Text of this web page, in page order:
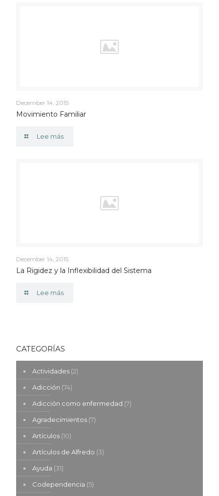
December 14, 2015
Movimiento Familiar
Lee más
December 14, 2015
La Rigidez y la Inflexibilidad del Sistema
Lee más
CATEGORÍAS
Actividades (2)
Adicción (74)
Adicción como enfermedad (7)
Agradecimientos (7)
Artículos (10)
Artículos de Alfredo (3)
Ayuda (31)
Codependencia (5)